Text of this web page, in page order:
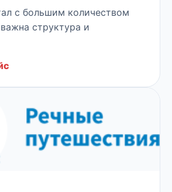
с большим количеством
важна структура и